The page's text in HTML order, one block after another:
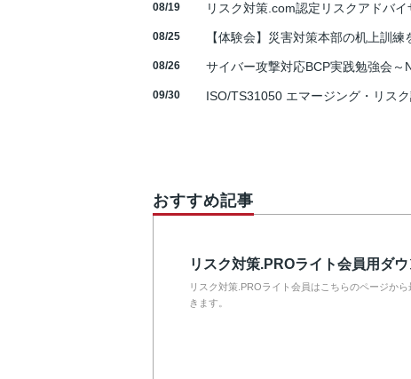
08/19 リスク対策.com認定リスクアドバ
08/25 【体験会】災害対策本部の机上訓
08/26 サイバー攻撃対応BCP実践勉強会
09/30 ISO/TS31050 エマージング・リス
おすすめ記事
リスク対策.PROライト会員用ダ
リスク対策.PROライト会員はこちらのページか
きます。